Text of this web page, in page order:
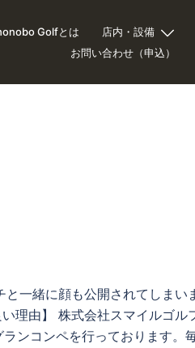
Golfとは 店内・設備
お問い合わせ（申込）
一緒に顔も公開されてしま
由】 株式会社スマイルゴル
ンコンペを行っております。